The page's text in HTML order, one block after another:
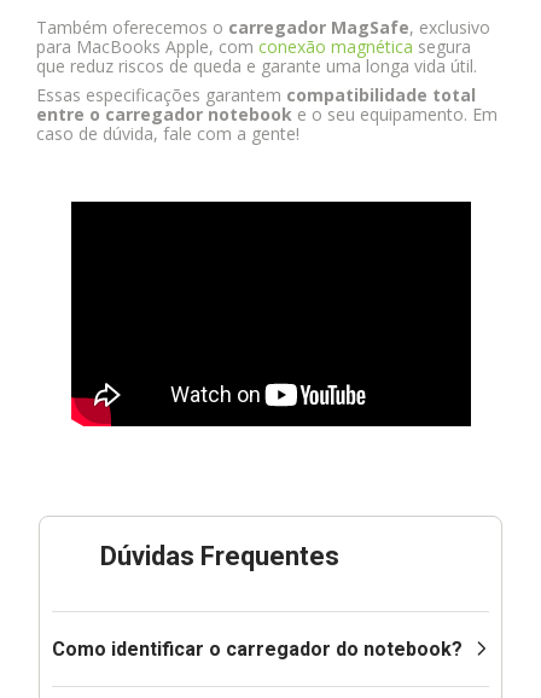
Também oferecemos o carregador MagSafe, exclusivo
para MacBooks Apple, comconexão magnética segura
que reduz riscos de queda e garante uma longa vida útil.
Essas especificações garantem compatibilidade total
entre o carregador notebook e o seu equipamento. Em
caso de dúvida, fale com a gente!
Dúvidas Frequentes
Como identificar o carregador do notebook?